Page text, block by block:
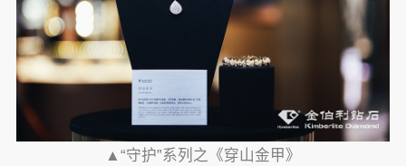
▲“守护”系列之《穿山金甲》